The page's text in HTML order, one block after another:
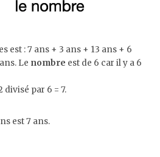
est : 7 ans + 3 ans + 13 ans + 6
Le nombre est de 6 car il y a 6
divisé par 6 = 7.
est 7 ans.